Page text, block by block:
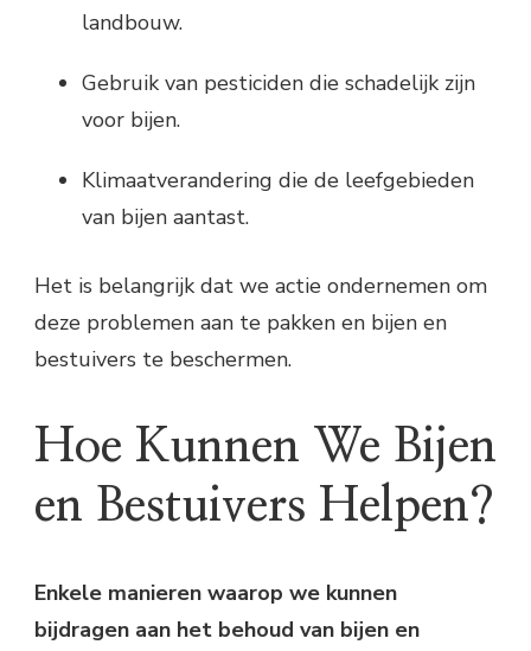
landbouw.
Gebruik van pesticiden die schadelijk zijn
voor bijen.
Klimaatverandering die de leefgebieden
van bijen aantast.
Het is belangrijk dat we actie ondernemen om
deze problemen aan te pakken en bijen en
bestuivers te beschermen.
Hoe Kunnen We Bijen
en Bestuivers Helpen?
Enkele manieren waarop we kunnen
bijdragen aan het behoud van bijen en